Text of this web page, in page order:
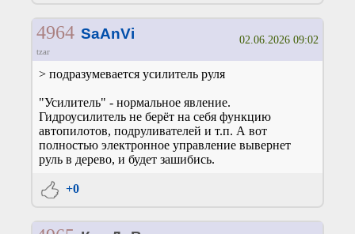
4964 SaAnVi
tzar
02.06.2026 09:02
> подразумевается усилитель руля
"Усилитель" - нормальное явление.
Гидроусилитель не берёт на себя функцию
автопилотов, подруливателей и т.п. А вот
полностью электронное управление вывернет
руль в дерево, и будет зашибись.
+0